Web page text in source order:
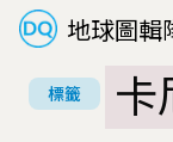
地球圖輯
標籤 卡